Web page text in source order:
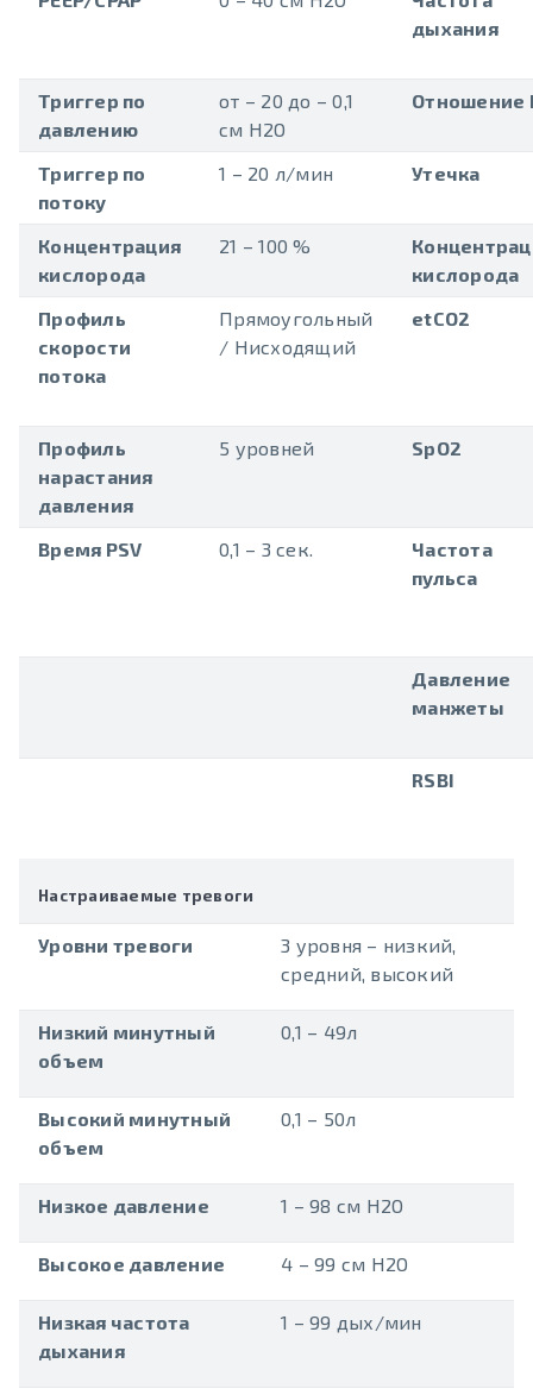
дыхания
Триггер по
давлению
от – 20 до – 0,1
см H2O
Отношение
Триггер по
потоку
1 – 20 л/мин Утечка
Концентрация
кислорода
21 – 100 %
кислорода
Профиль
скорости
потока
Прямоугольный
/ Нисходящий
etCO2
Профиль
нарастания
давления
5 уровней SpO2
Время PSV 0,1 – 3 сек.
Частота
пульса
Давление
манжеты
RSBI
Настраиваемые тревоги
Уровни тревоги
3 уровня – низкий,
средний, высокий
Низкий минутный
объем
0,1 – 49л
Высокий минутный
объем
0,1 – 50л
Низкое давление 1 – 98 см H2O
Высокое давление 4 – 99 см H2O
Низкая частота
дыхания
1 – 99 дых/мин